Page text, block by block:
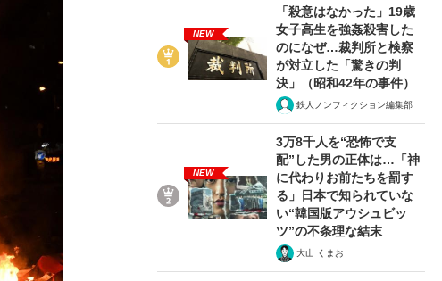
NEW
「殺意はなかった」19歳
女子高生を強姦殺害した
のになぜ…裁判所と検察
が対立した「驚きの判
決」（昭和42年の事件）
鉄人ノンフィクション編集部
NEW
3万8千人を“恐怖で支
配”した男の正体は…「神
に代わりお前たちを罰す
る」日本で知られていな
い“韓国版アウシュビッ
ツ”の不条理な結末
大山 くまお